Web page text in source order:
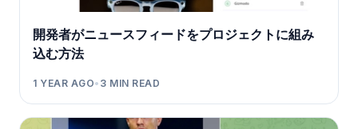
開発者がニュースフィードをプロジェクトに組み
込む方法
1 YEAR AGO• 3 MIN READ